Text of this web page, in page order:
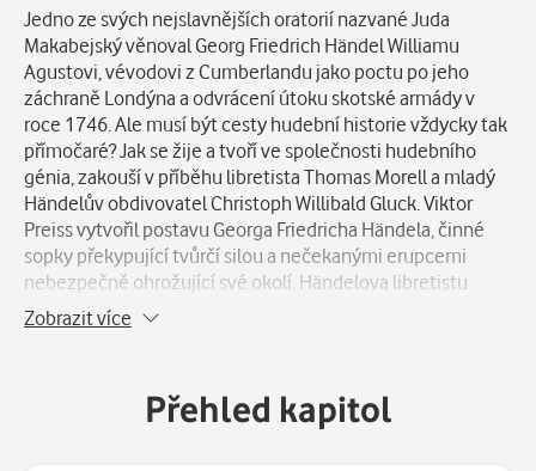
Popis
Jedno ze svých nejslavnějších oratorií nazvané Juda
Makabejský věnoval Georg Friedrich Händel Williamu
Agustovi, vévodovi z Cumberlandu jako poctu po jeho
záchraně Londýna a odvrácení útoku skotské armády v
roce 1746. Ale musí být cesty hudební historie vždycky tak
přímočaré? Jak se žije a tvoří ve společnosti hudebního
génia, zakouší v příběhu libretista Thomas Morell a mladý
Händelův obdivovatel Christoph Willibald Gluck. Viktor
Preiss vytvořil postavu Georga Friedricha Händela, činné
sopky překypující tvůrčí silou a nečekanými erupcemi
nebezpečně ohrožující své okolí. Händelova libretistu
reverenda Thomase Morella si zahrál Kamil Halbich a
mladého idealistu Glucka Miloslav König. Vzácným hostem
hudební zkušenost a své ruce.
Zobrazit více
Přehled kapitol